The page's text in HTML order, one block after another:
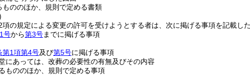
もののほか、規則で定める書類
の規定による変更の許可を受けようとする者は、次に掲げる事項を記載し
号から第3号までに掲げる事項
第1項第4号及び第5号に掲げる事項
にあっては、改葬の必要性の有無及びその内容
もののほか、規則で定める事項